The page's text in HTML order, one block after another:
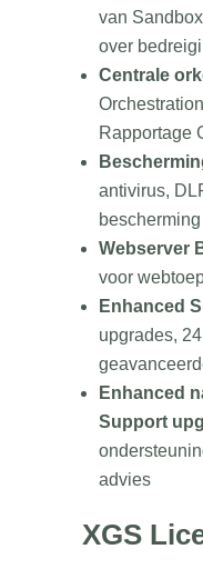
van
over
Centrale
Rapportage
antivirus,
Webserver
voor
Enhanced
upgrades,
Enhanced
Support
advies
XGS